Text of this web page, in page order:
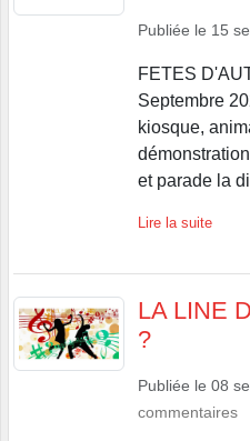
Publiée le 15
FETES
Septembre
kiosque,
et parade la
Lire la suite
LA LINE
?
Publiée le 08
commentaires